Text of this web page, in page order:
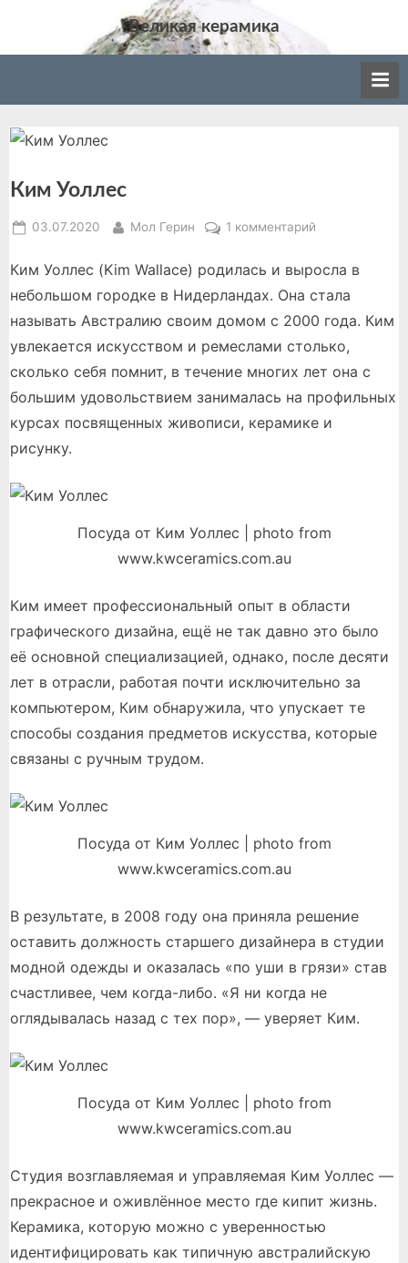
Великая керамика
Великая керамика: события мира керамики,
Ким Уоллес
Posted
03.07.2020 By
Мол Герин 1 комментарийк
Ким
Уоллес
Ким Уоллес (Kim Wallace) родилась и выросла в
небольшом городке в Нидерландах. Она стала
называть Австралию своим домом с 2000 года. Ким
увлекается искусством и ремеслами столько,
сколько себя помнит, в течение многих лет она с
большим удовольствием занималась на профильных
курсах посвященных живописи, керамике и
рисунку.
Посуда от Ким Уоллес | photo from
www.kwceramics.com.au
Ким имеет профессиональный опыт в области
графического дизайна, ещё не так давно это было
её основной специализацией, однако, после десяти
лет в отрасли, работая почти исключительно за
компьютером, Ким обнаружила, что упускает те
способы создания предметов искусства, которые
связаны с ручным трудом.
Посуда от Ким Уоллес | photo from
www.kwceramics.com.au
В результате, в 2008 году она приняла решение
оставить должность старшего дизайнера в студии
модной одежды и оказалась «по уши в грязи» став
счастливее, чем когда-либо. «Я ни когда не
оглядывалась назад с тех пор», — уверяет Ким.
Посуда от Ким Уоллес | photo from
www.kwceramics.com.au
Студия возглавляемая и управляемая Ким Уоллес —
прекрасное и оживлённое место где кипит жизнь.
Керамика, которую можно с уверенностью
идентифицировать как типичную австралийскую